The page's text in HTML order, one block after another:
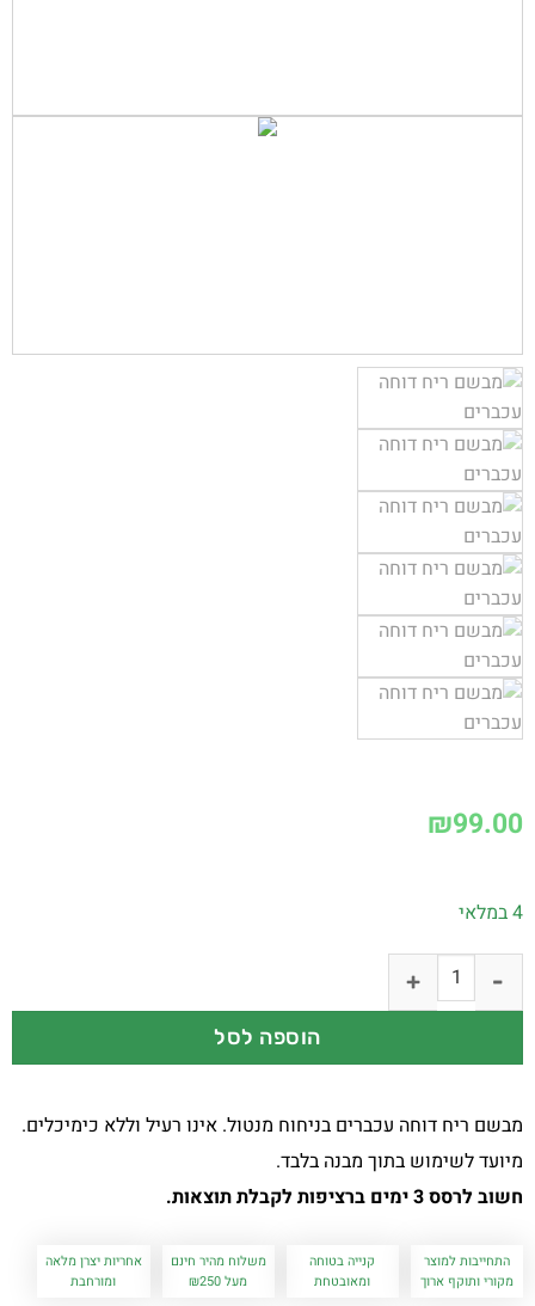
₪99.00
4 במלאי
הוספה לסל
מבשם ריח דוחה עכברים בניחוח מנטול. אינו רעיל וללא כימיכלים.
מיועד לשימוש בתוך מבנה בלבד.
חשוב לרסס 3 ימים ברציפות לקבלת תוצאות.
התחייבות למוצר
מקורי ותוקף ארוך
קנייה בטוחה
ומאובטחת
משלוח מהיר חינם
מעל ₪250
אחריות יצרן מלאה
ומורחבת